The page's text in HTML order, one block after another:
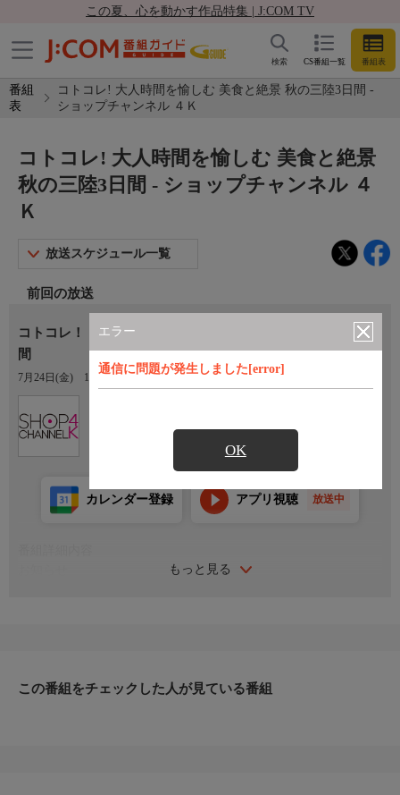
この夏、心を動かす作品特集 | J:COM TV
CS番組一覧 番組表
検索
番組
表
コトコレ! 大人時間を愉しむ 美食と絶景 秋の三陸3日間 -
ショップチャンネル ４Ｋ
エラー
通信に問題が発生しました[error]
OK
コトコレ! 大人時間を愉しむ 美食と絶景
秋の三陸3日間 - ショップチャンネル ４
Ｋ
放送スケジュール一覧
前回の放送
コトコレ！ 大人時間を愉しむ 美食と絶景 秋の三陸３日
間
7月24日(金) 17:00〜18:00
もっと見る
カレンダー登録 アプリ視聴 放送中
＊ライブ放送につき、番組および商品内容に変更が生じる場合も
この番組をチェックした人が見ている番組